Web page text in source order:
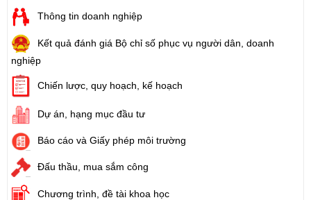
Thông tin doanh nghiệp
Kết quả đánh giá Bộ chỉ số phục vụ người dân, doanh
nghiệp
Chiến lược, quy hoạch, kế hoạch
Dự án, hạng mục đầu tư
Báo cáo và Giấy phép môi trường
Đấu thầu, mua sắm công
Chương trình, đề tài khoa học